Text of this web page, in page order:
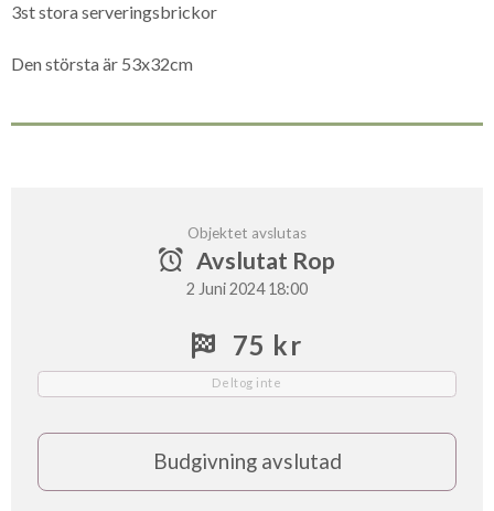
3st stora serveringsbrickor
Den största är 53x32cm
Objektet avslutas
Avslutat Rop
2 Juni 2024 18:00
75 kr
Deltog inte
Budgivning avslutad